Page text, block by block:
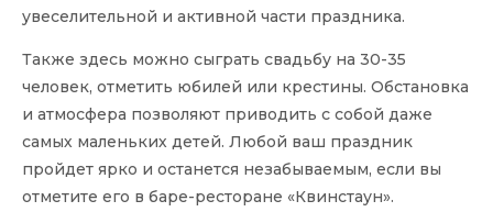
увеселительной и активной части праздника.
Также здесь можно сыграть свадьбу на 30-35
человек, отметить юбилей или крестины. Обстановка
и атмосфера позволяют приводить с собой даже
самых маленьких детей. Любой ваш праздник
пройдет ярко и останется незабываемым, если вы
отметите его в баре-ресторане «Квинстаун».